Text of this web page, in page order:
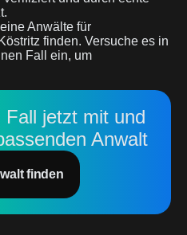
Anwälte für
finden. Versuche es in
Fall ein, um
Fall jetzt mit und
Anwalt
finden